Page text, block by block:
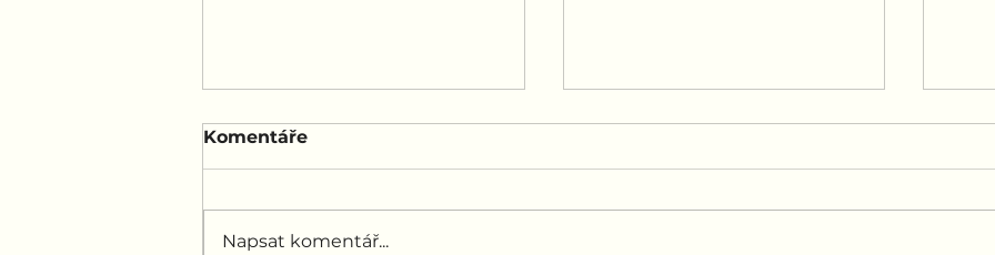
Jak dodržet předsevzetí
Známe to asi všichni, prvního
Komentáře
Napsat komentář...